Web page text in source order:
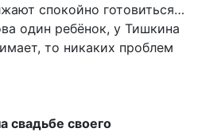
спокойно готовиться…
один ребёнок, у Тишкина
то никаких проблем
свадьбе своего